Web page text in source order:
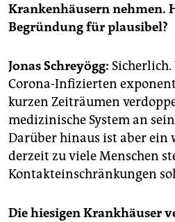
Krankenhäusern nehmen.
Begründung für plausibel?
Jonas Schreyögg:
Corona-Infizierten
kurzen Zeiträumen
medizinische System an
Darüber hinaus ist aber ein
derzeit zu viele Menschen
Kontakteinschränkungen
Die hiesigen Krankhäuser